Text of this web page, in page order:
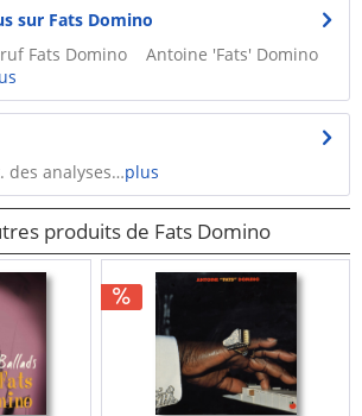
sur Fats Domino
Fats Domino Antoine 'Fats' Domino
des analyses…plus
produits de Fats Domino